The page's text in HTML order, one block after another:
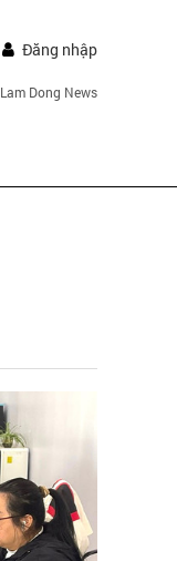
Đăng nhập
Lam Dong News